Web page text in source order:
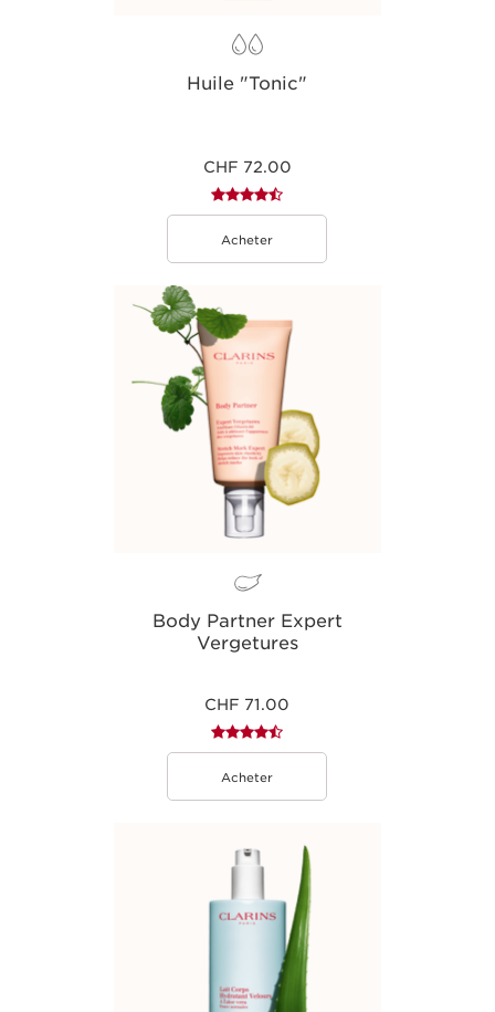
Huile "Tonic"
CHF 72.00
Acheter
Body Partner Expert
Vergetures
CHF 71.00
Acheter